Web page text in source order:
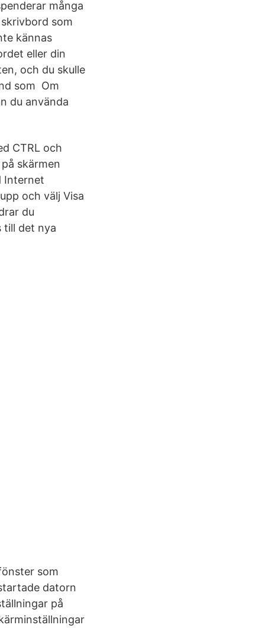
många
som
kännas
eller din
och du skulle
som Om
du använda
CTRL och
skärmen
Internet
och välj Visa
du
till det nya
som
datorn
på